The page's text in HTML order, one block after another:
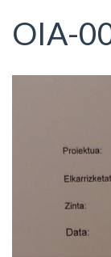
OIA-